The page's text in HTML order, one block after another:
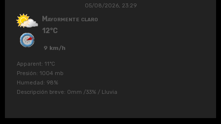
05/08/2026, 23:29
Mayormente claro
12°C
9 km/h
Apparent: 11°C
Presión: 1004 mb
Humedad: 98%
Descripción breve: 0mm /33% / Lluvia